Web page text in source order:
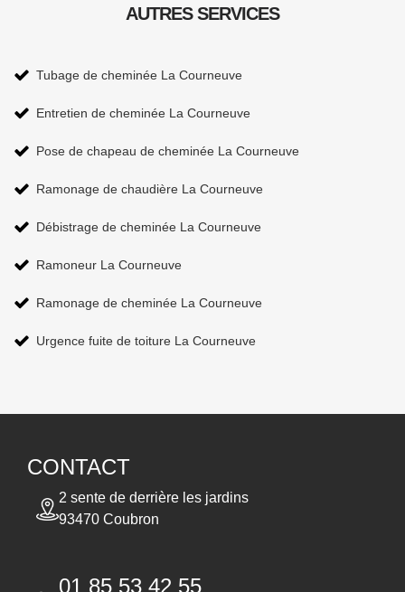
AUTRES SERVICES
Tubage de cheminée La Courneuve
Entretien de cheminée La Courneuve
Pose de chapeau de cheminée La Courneuve
Ramonage de chaudière La Courneuve
Débistrage de cheminée La Courneuve
Ramoneur La Courneuve
Ramonage de cheminée La Courneuve
Urgence fuite de toiture La Courneuve
CONTACT
2 sente de derrière les jardins
93470 Coubron
01 85 53 42 55